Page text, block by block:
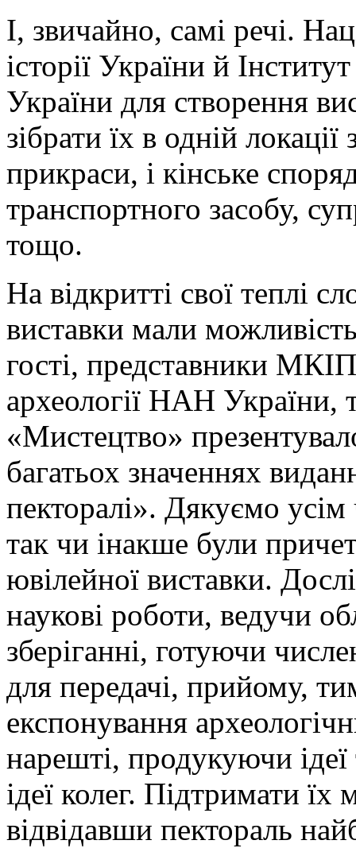
І, звичайно, самі речі.
історії України й
України для створення
зібрати їх в одній локації
прикраси, і кінське
транспортного засобу,
тощо.
На відкритті свої теплі
виставки мали
гості, представники
археології НАН
«Мистецтво»
багатьох значеннях
пекторалі». Дякуємо
так чи інакше були
ювілейної виставки.
наукові роботи, ведучи
зберіганні, готуючи
для передачі, прийому,
експонування
нарешті, продукуючи
ідеї колег. Підтримати
відвідавши пектораль